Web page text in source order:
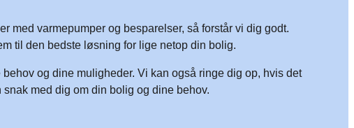
med varmepumper og besparelser, så forstår vi dig godt.
til den bedste løsning for lige netop din bolig.
og dine muligheder. Vi kan også ringe dig op, hvis det
med dig om din bolig og dine behov.